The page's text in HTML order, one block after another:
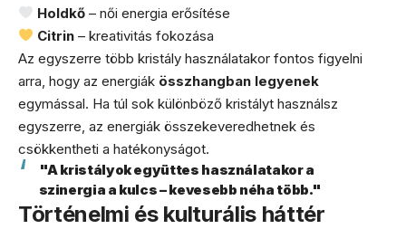
Holdkő – női energia erősítése
Citrin – kreativitás fokozása
Az egyszerre több kristály használatakor fontos figyelni
arra, hogy az energiák összhangban legyenek
egymással. Ha túl sok különböző kristályt használsz
egyszerre, az energiák összekeveredhetnek és
csökkentheti a hatékonyságot.
"A kristályok együttes használatakor a
szinergia a kulcs – kevesebb néha több."
Történelmi és kulturális háttér